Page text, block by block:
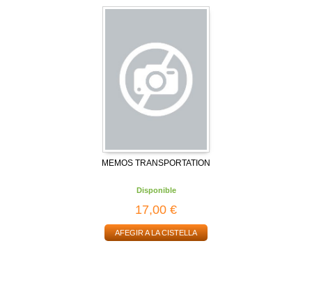
MEMOS TRANSPORTATION
Disponible
17,00 €
AFEGIR A LA CISTELLA